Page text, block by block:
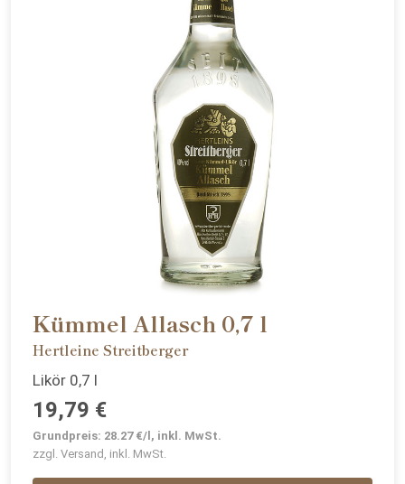
Kümmel Allasch 0,7 l
Hertleine Streitberger
Likör 0,7 l
19,79 €
Grundpreis: 28.27 €/l, inkl. MwSt.
zzgl. Versand, inkl. MwSt.